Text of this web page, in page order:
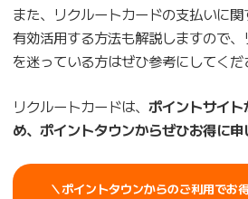
また、リクルートカードの支払いに
有効活用する方法も解説しますので
を迷っている方はぜひ参考にしてくだ
リクルートカードは、 ポイントサイ
め、ポイントタウンからぜひお得に申
＼ポイントタウンからのご利用でお